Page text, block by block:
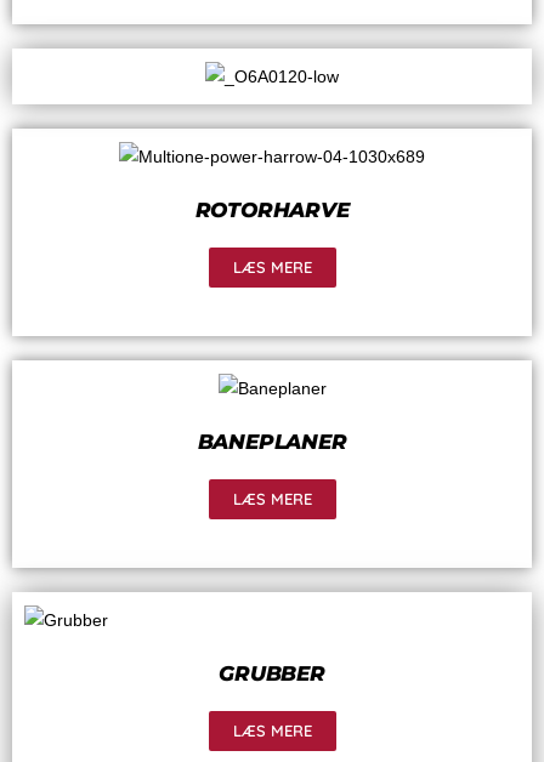
ROTORHARVE
LÆS MERE
BANEPLANER
LÆS MERE
GRUBBER
LÆS MERE